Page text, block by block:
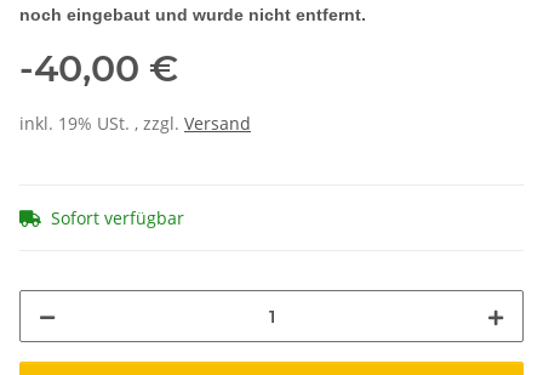
noch eingebaut und wurde nicht entfernt.
-40,00 €
inkl. 19% USt. , zzgl. Versand
Sofort verfügbar